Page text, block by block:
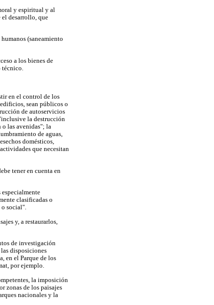
y espiritual y al
desarrollo, que
(saneamiento
a los bienes de
técnico.
en el control de los
sean públicos o
de autoservicios
la destrucción
o las avenidas"; la
de aguas,
domésticos,
que necesitan
tener en cuenta en
clasificadas o
o social".
y, a restaurarlos,
de investigación
disposiciones
en el Parque de los
por ejemplo.
la imposición
zonas de los paisajes
nacionales y la